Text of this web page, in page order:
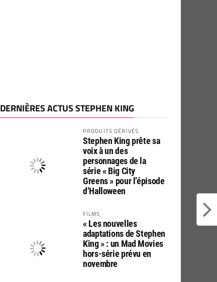
DERNIÈRES ACTUS STEPHEN KING
PRODUITS DÉRIVÉS
Stephen King prête sa
voix à un des
personnages de la
série « Big City
Greens » pour l’épisode
d’Halloween
FILMS
« Les nouvelles
adaptations de Stephen
King » : un Mad Movies
hors-série prévu en
novembre